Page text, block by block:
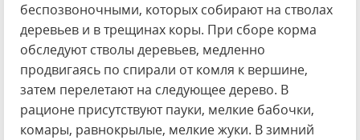
беспозвоночными, которых собирают на стволах
деревьев и в трещинах коры. При сборе корма
обследуют стволы деревьев, медленно
продвигаясь по спирали от комля к вершине,
затем перелетают на следующее дерево. В
рационе присутствуют пауки, мелкие бабочки,
комары, равнокрылые, мелкие жуки. В зимний